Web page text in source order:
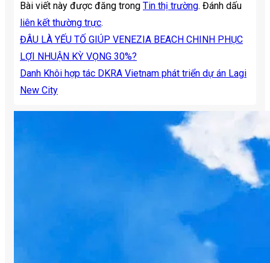
Bài viết này được đăng trong Tin thị trường. Đánh dấu
liên kết thường trực.
ĐÂU LÀ YẾU TỐ GIÚP VENEZIA BEACH CHINH PHỤC
LỢI NHUẬN KỲ VỌNG 30%?
Danh Khôi hợp tác DKRA Vietnam phát triển dự án Lagi
New City